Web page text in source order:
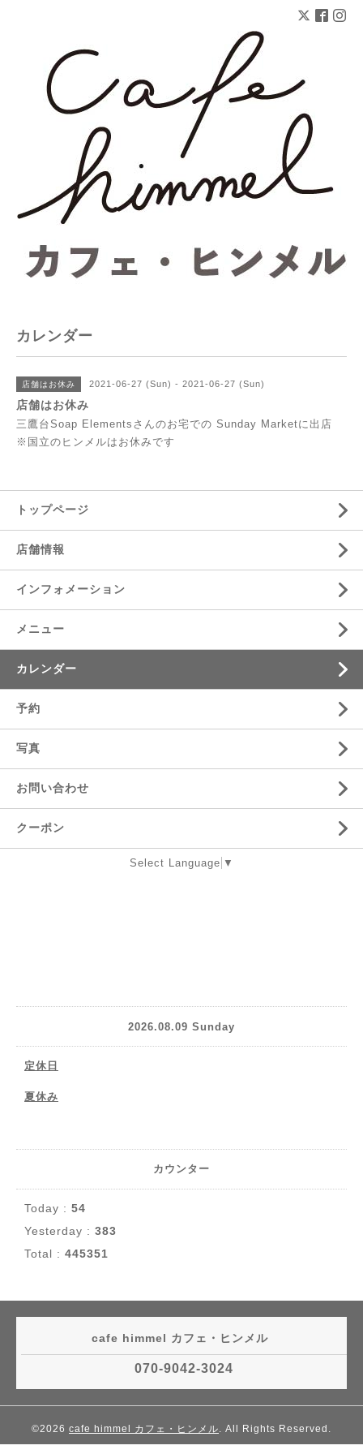
カレンダー
店舗はお休み 2021-06-27 (Sun) - 2021-06-27 (Sun)
店舗はお休み
三鷹台Soap Elementsさんのお宅での Sunday Marketに出店
※国立のヒンメルはお休みです
トップページ
店舗情報
インフォメーション
メニュー
カレンダー
予約
写真
お問い合わせ
クーポン
Select Language ▼
2026.08.09 Sunday
定休日
夏休み
カウンター
Today : 54
Yesterday : 383
Total : 445351
cafe himmel カフェ・ヒンメル
070-9042-3024
©2026 cafe himmel カフェ・ヒンメル. All Rights Reserved.